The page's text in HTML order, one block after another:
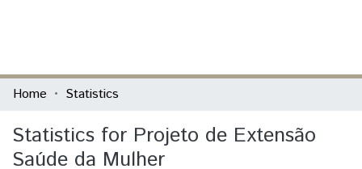
Communities & Collections
All of DSpace
Home Statistics
Statistics for Projeto de Extensão
Saúde da Mulher